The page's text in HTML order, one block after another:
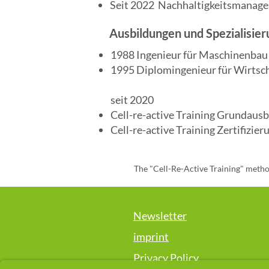
Seit 2022
Ausbildungen und
1988 Ingenieur für Maschinenbau
1995 Diplomingenieur für
seit 2020
Cell-re-active Training
Cell-re-active Training
The "Cell-Re-Active Training"
Please note that this method is
healing are made. If
If you have any questions or
Newsletter
imprint
Privacy Policy